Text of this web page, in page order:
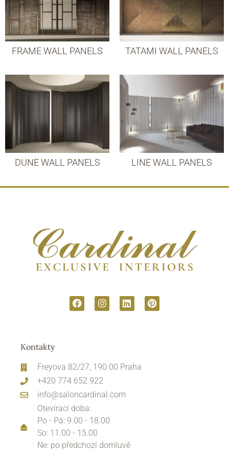
FRAME WALL PANELS TATAMI WALL PANELS
DUNE WALL PANELS LINE WALL PANELS
Kontakty
Freyova 82/27, 190 00 Praha
+420 774 652 922
info@saloncardinal.com
Otevírací doba:
Po - Pá: 9.00 - 18.00
So: 11.00 - 15.00
Ne: po předchozí domluvě